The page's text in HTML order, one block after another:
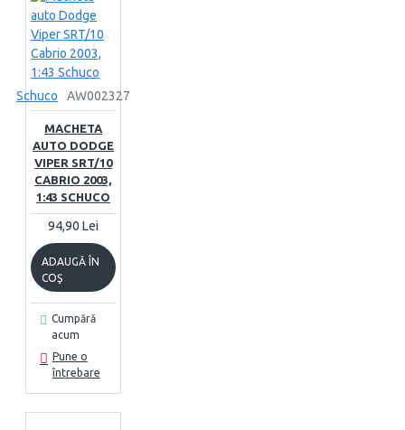
Schuco AW002327
MACHETA
AUTO DODGE
VIPER SRT/10
CABRIO 2003,
1:43 SCHUCO
94,90 Lei
ADAUGĂ ÎN
COŞ
Cumpără
acum
Pune o
întrebare